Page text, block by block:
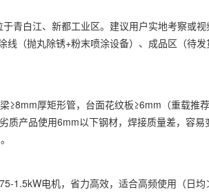
青白江、新都工业区。建议用户实地考察或视
（抛丸除锈+粉末喷涂设备）、成品区（待
≥8mm厚矩形管，台面花纹板≥6mm（重载推
产品使用6mm以下钢材，焊接质量差，容易
1.5kW电机，省力高效，适合高频使用（日